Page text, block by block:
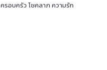
ครอบครัว โชคลาภ ความรัก